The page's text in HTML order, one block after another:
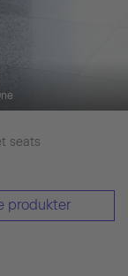
seats
produkter